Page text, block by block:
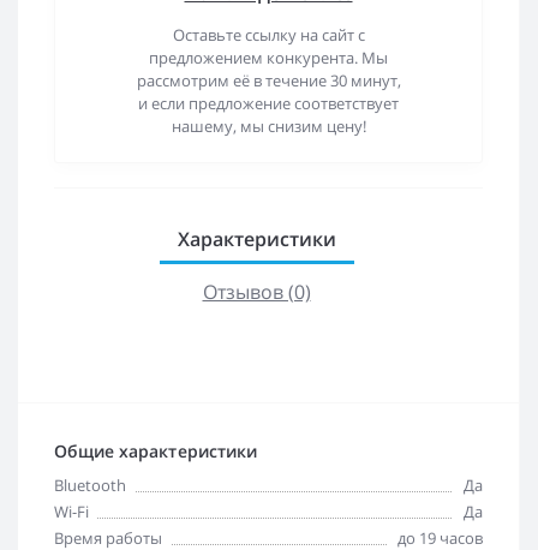
Оставьте ссылку на сайт с
предложением конкурента. Мы
рассмотрим её в течение 30 минут,
и если предложение соответствует
нашему, мы снизим цену!
Характеристики
Отзывов (0)
Общие характеристики
Bluetooth
Да
Wi-Fi
Да
Время работы
до 19 часов